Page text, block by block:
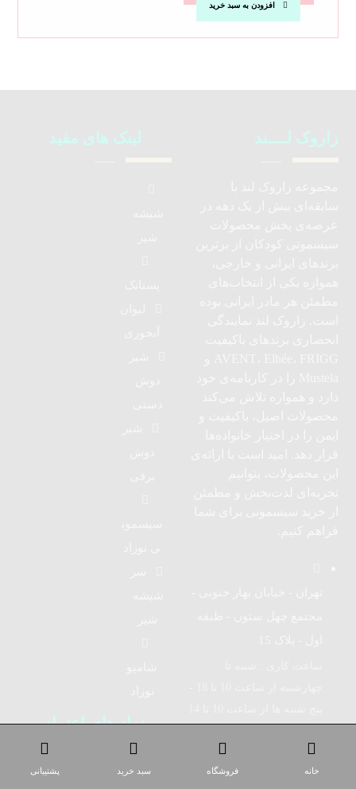
افزودن به سبد خرید
09126043070
نماد های اعتماد
خانه فروشگاه سبد خرید پشتیبانی